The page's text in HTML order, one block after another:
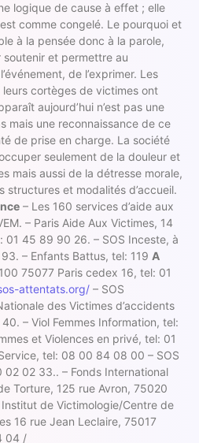
logique de cause à effet ; elle
comme congelé. Le pourquoi et
à la pensée donc à la parole,
soutenir et permettre au
de l’exprimer. Les
cortèges de victimes ont
aujourd’hui n’est pas une
mais une reconnaissance de ce
de prise en charge. La société
seulement de la douleur et
mais aussi de la détresse morale,
structures et modalités d’accueil.
– Les 160 services d’aide aux
– Paris Aide Aux Victimes, 14
01 45 89 90 26. – SOS Inceste, à
– Enfants Battus, tel: 119 A
75077 Paris cedex 16, tel: 01
attentats.org/ – SOS
des Victimes d’accidents
– Viol Femmes Information, tel:
et Violences en privé, tel: 01
tel: 08 00 84 08 00 – SOS
02 02 33.. – Fonds International
Torture, 125 rue Avron, 75020
de Victimologie/Centre de
16 rue Jean Leclaire, 75017
04 /